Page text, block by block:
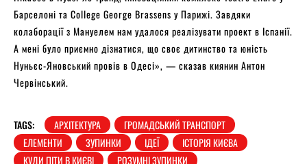
Барселоні та College George Brassens у Парижі. Завдяки
колаборації з Мануелем нам удалося реалізувати проект в Іспанії.
А мені було приємно дізнатися, що своє дитинство та юність
Нуньєс-Яновський провів в Одесі», — сказав киянин Антон
Червінський.
TAGS: АРХІТЕКТУРА
ГРОМАДСЬКИЙ ТРАНСПОРТ
ЕЛЕМЕНТИ
ЗУПИНКИ ІДЕЇ
ІСТОРІЯ КИЄВА
КУДИ ПІТИ В КИЄВІ
РОЗУМНІ ЗУПИНКИ